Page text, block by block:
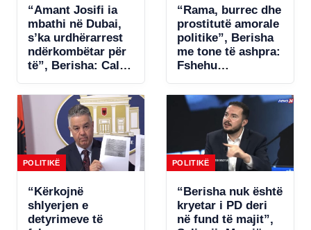
“Amant Josifi ia
mbathi në Dubai,
s’ka urdhërarrest
ndërkombëtar për
të”, Berisha: Call-
janë fenomeni më
kriminal në
Shqipëri
“Rama, burrec dhe
prostitutë amorale
politike”, Berisha
me tone të ashpra:
Fshehu
samitin në Spanjë!
POLITIKË
“Kërkojnë
shlyerjen e
detyrimeve të
POLITIKË
“Berisha nuk është
kryetar i PD deri
në fund të majit”,